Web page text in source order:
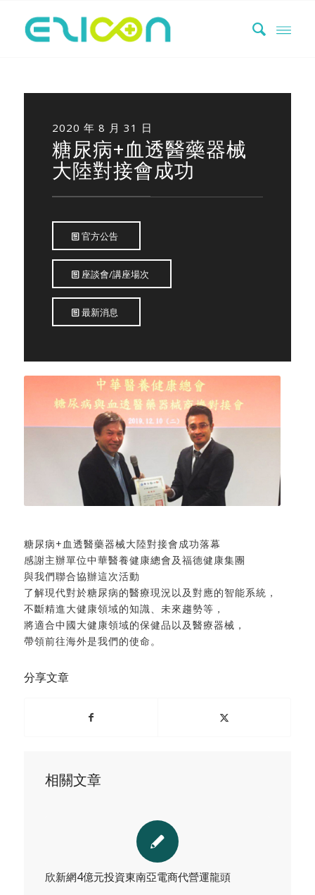
2020 年 8 月 31 日
糖尿病+血透醫藥器械
大陸對接會成功
官方公告
座談會/講座場次
最新消息
糖尿病+血透醫藥器械大陸對接會成功落幕
感謝主辦單位中華醫養健康總會及福德健康集團
與我們聯合協辦這次活動
了解現代對於糖尿病的醫療現況以及對應的智能系統，
不斷精進大健康領域的知識、未來趨勢等，
將適合中國大健康領域的保健品以及醫療器械，
帶領前往海外是我們的使命。
分享文章
相關文章
欣新網4億元投資東南亞電商代營運龍頭